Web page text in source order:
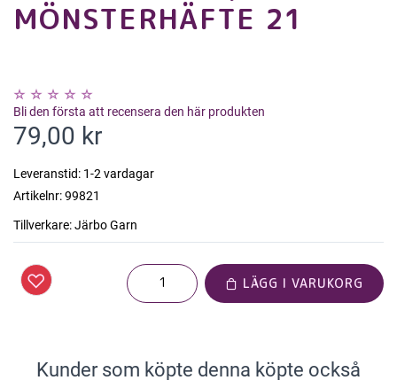
MÖNSTERHÄFTE 21
Bli den första att recensera den här produkten
79,00 kr
Leveranstid: 1-2 vardagar
Artikelnr:99821
Tillverkare:Järbo Garn
LÄGG I VARUKORG
Kunder som köpte denna köpte också